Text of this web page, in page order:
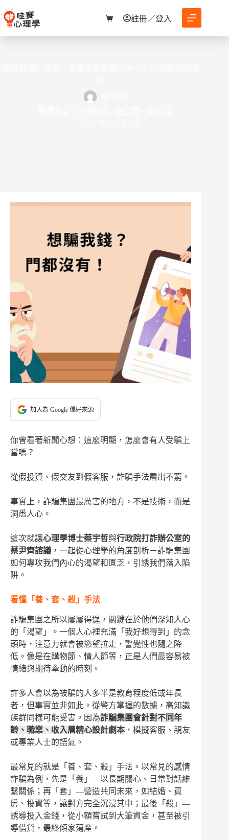
至
購
物
註冊／登入
加入為 Google 偏好來源
你曾看著新聞心想：這麼明顯，怎麼會有人受騙上
當嗎？
從假投資、假交友到假客服，詐騙手法層出不窮。
事實上，詐騙集團最厲害的地方，不是技術，而是
洞悉人心。
這次就讓心理學博士蔡宇哲與行政院打詐辦公室的
蔡尹齊諮議 ，一起從心理學的角度剖析－詐騙集團
如何專攻我們內心的渴望和匱乏，引誘我們落入陷
阱。
看懂「養、套、殺」手法
詐騙集團之所以屢屢得逞，關鍵在於他們深知人心
的「渴望」。一個人心裡充滿「我好想得到」的念
頭時，注意力就會被慾望拉走，警覺性也隨之降
低。像是在購物節、情人節等，正是人們最容易被
情緒與期待牽動的時刻。
許多人會以為被騙的人多半是教育程度低或年長
者，但事實並非如此。從警方掌握的數據，高知識
族群同樣可能受害。因為詐騙集團會針對不同年
齡、職業、收入層精心設計劇本 ，模擬客服、親友
或專業人士的語氣。
最常見的就是「養、套、殺」手法。以常見的感情
詐騙為例，先是「養」—以長期關心、日常對話維
繫關係；再「套」—營造共同未來，如結婚、買
房、投資等，讓對方完全沉浸其中；最後「殺」—
誘導投入金錢，從小額嘗試到大筆資金，甚至被引
導借貸，最終傾家蕩產。